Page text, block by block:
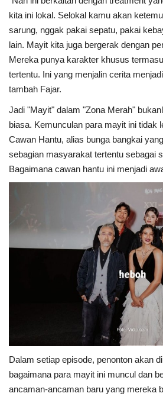
kita ini lokal. Selokal kamu akan
sarung, nggak pakai sepatu, pakai
lain. Mayit kita juga bergerak dengan
Mereka punya karakter khusus
tertentu. Ini yang menjalin cerita
tambah Fajar.
Jadi "Mayit" dalam "Zona Merah"
biasa. Kemunculan para mayit ini tidak
Cawan Hantu, alias bunga bangkai
sebagian masyarakat tertentu sebagai
Bagaimana cawan hantu ini menjadi
Dalam setiap episode, penonton akan
bagaimana para mayit ini muncul dan
ancaman-ancaman baru yang mereka